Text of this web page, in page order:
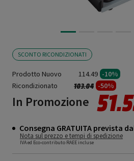
SCONTO RICONDIZIONATI
Prodotto Nuovo 114.49 -10%
Ricondizionato
Prezzo ridotto da
103.04a -50%
In Promozione
Consegna GRATUITA prevista
Nota sul prezzo e tempi di spedizione
IVA ed Eco-contributo RAEE incluse